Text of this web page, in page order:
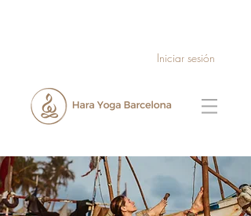
Iniciar sesión